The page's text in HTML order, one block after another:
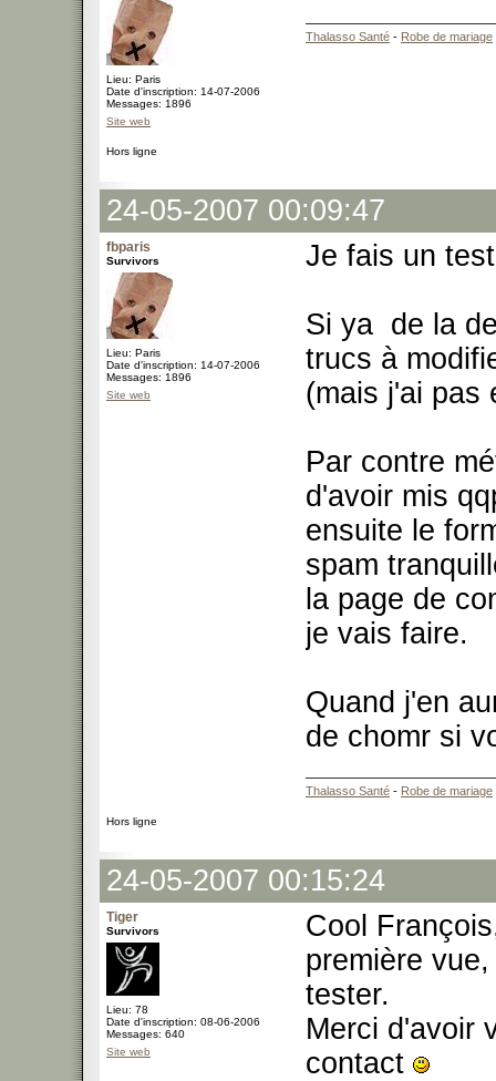
Lieu: Paris
Date d'inscription: 14-07-2006
Messages: 1896
Site web
Thalasso Santé - Robe de mariage
Hors ligne
24-05-2007 00:09:47
fbparis
Survivors
Lieu: Paris
Date d'inscription: 14-07-2006
Messages: 1896
Site web
Je fais un
Si ya de la
trucs à
(mais j'ai pas
Par contre
d'avoir mis
ensuite le
spam
la page de
je vais faire.
Quand j'en
de chomr si
Thalasso Santé - Robe de mariage
Hors ligne
24-05-2007 00:15:24
Tiger
Survivors
Lieu: 78
Date d'inscription: 08-06-2006
Messages: 640
Site web
Cool
première
tester.
Merci d'avoir
contact